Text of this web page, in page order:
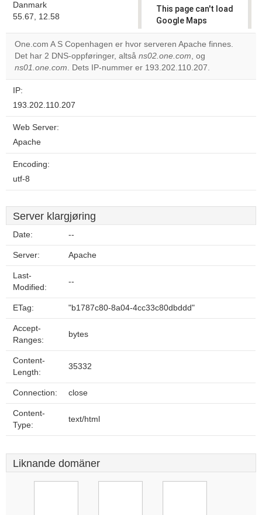
Danmark
55.67, 12.58
This page can't load
Google Maps
correctly.
Do you
own this
One.com A S Copenhagen er hvor serveren Apache finnes.
Det har 2 DNS-oppføringer, altså ns02.one.com, og
ns01.one.com. Dets IP-nummer er 193.202.110.207.
IP:
193.202.110.207
Web Server:
Apache
Encoding:
utf-8
Server klargjøring
Date: --
Server: Apache
Last-
Modified:
--
ETag: "b1787c80-8a04-4cc33c80dbddd"
Accept-
Ranges:
bytes
Content-
Length:
35332
Connection: close
Content-
Type:
text/html
Liknande domäner